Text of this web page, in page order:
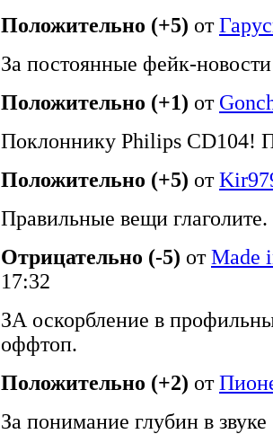
Положительно (+5) от
За постоянные фейк-
Положительно (+1) от
Поклоннику Philips CD104!
Положительно (+5) от
Правильные вещи
Отрицательно (-5) отMade
17:32
ЗА оскорбление в
оффтоп.
Положительно (+2) от
За понимание глубин в звуке